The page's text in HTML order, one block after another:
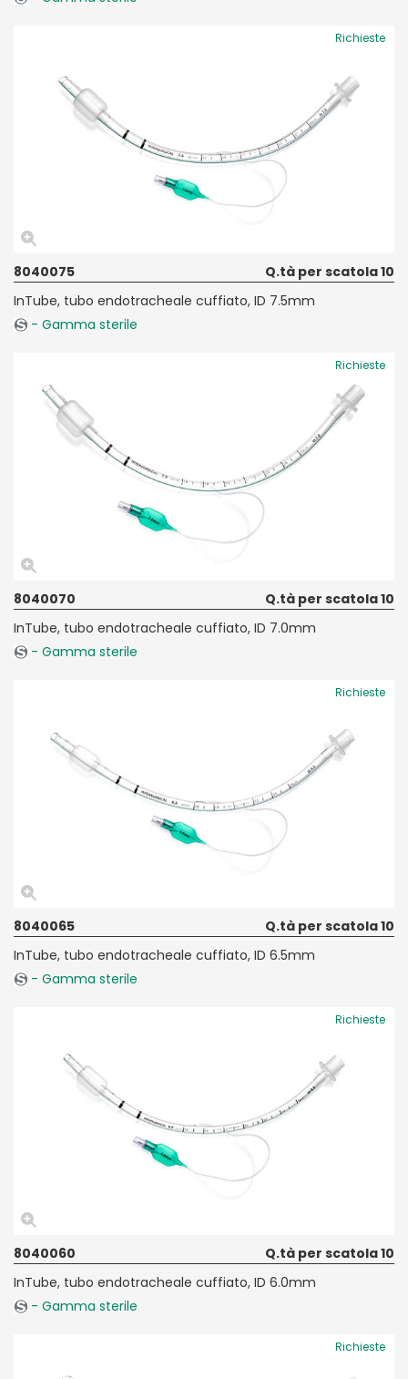
Richieste
8040075
Q.tà per scatola 10
InTube, tubo endotracheale cuffiato, ID 7.5mm
- Gamma sterile
Richieste
8040070
Q.tà per scatola 10
InTube, tubo endotracheale cuffiato, ID 7.0mm
- Gamma sterile
Richieste
8040065
Q.tà per scatola 10
InTube, tubo endotracheale cuffiato, ID 6.5mm
- Gamma sterile
Richieste
8040060
Q.tà per scatola 10
InTube, tubo endotracheale cuffiato, ID 6.0mm
- Gamma sterile
Richieste